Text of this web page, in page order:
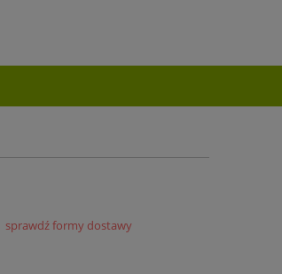
sprawdź formy dostawy